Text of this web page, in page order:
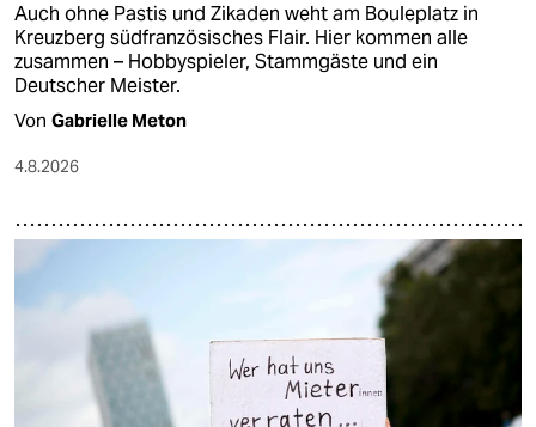
Auch ohne Pastis und Zikaden weht am Bouleplatz in
Kreuzberg südfranzösisches Flair. Hier kommen alle
zusammen – Hobbyspieler, Stammgäste und ein
Deutscher Meister.
Von Gabrielle Meton
4.8.2026